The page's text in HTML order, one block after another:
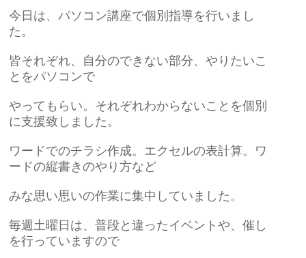
今日は、パソコン講座で個別指導を行いまし
た。
皆それぞれ、自分のできない部分、やりたいこ
とをパソコンで
やってもらい。それぞれわからないことを個別
に支援致しました。
ワードでのチラシ作成。エクセルの表計算。ワ
ードの縦書きのやり方など
みな思い思いの作業に集中していました。
毎週土曜日は、普段と違ったイベントや、催し
を行っていますので